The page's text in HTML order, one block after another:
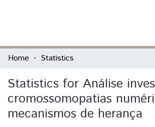
Communities & Collections
All of DSpace
Home Statistics
Statistics for Análise
cromossomopatias
mecanismos de herança